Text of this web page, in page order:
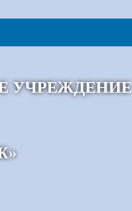
УЧРЕЖДЕНИЕ